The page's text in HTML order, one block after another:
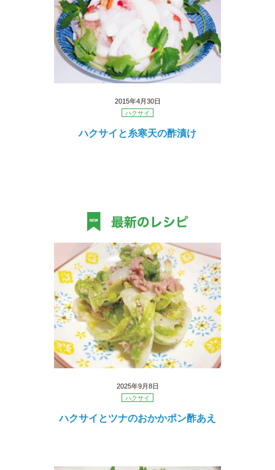
2015年4月30日
ハクサイ
ハクサイと糸寒天の酢漬け
2025年9月8日
ハクサイ
ハクサイとツナのおかかポン酢あえ